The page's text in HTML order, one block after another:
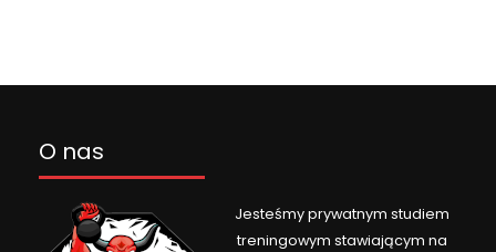
O nas
Jesteśmy prywatnym studiem
treningowym stawiającym na